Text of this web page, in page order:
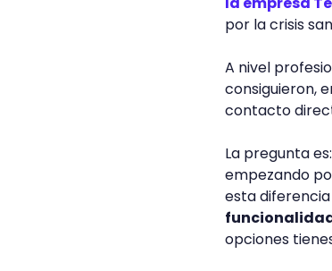
por la crisis
A nivel
consiguieron,
contacto
La pregunta
empezando
esta
opciones